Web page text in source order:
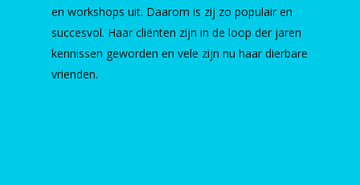
en workshops uit. Daarom is zij zo populair en
succesvol. Haar cliënten zijn in de loop der jaren
kennissen geworden en vele zijn nu haar dierbare
vrienden.